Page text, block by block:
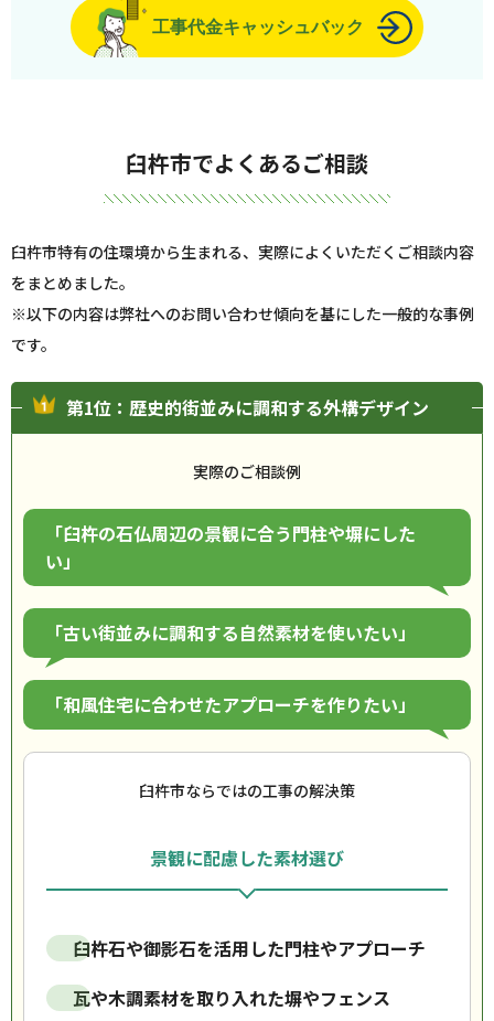
工事代金キャッシュバック
臼杵市でよくあるご相談
臼杵市特有の住環境から生まれる、実際によくいただくご相談内容
をまとめました。
※以下の内容は弊社へのお問い合わせ傾向を基にした一般的な事例
です。
第1位：歴史的街並みに調和する外構デザイン
実際のご相談例
「臼杵の石仏周辺の景観に合う門柱や塀にした
い」
「古い街並みに調和する自然素材を使いたい」
「和風住宅に合わせたアプローチを作りたい」
臼杵市ならではの工事の解決策
景観に配慮した素材選び
臼杵石や御影石を活用した門柱やアプローチ
瓦や木調素材を取り入れた塀やフェンス